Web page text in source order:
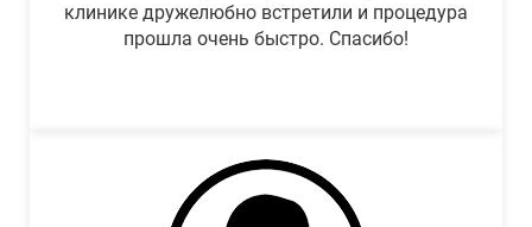
клинике дружелюбно встретили и процедура
прошла очень быстро. Спасибо!